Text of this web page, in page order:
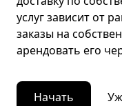
услуг зависит от
заказы на
арендовать его
Начать